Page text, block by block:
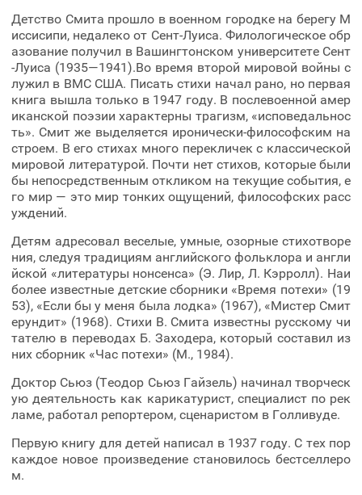
Детство Смита прошло в военном городке на берегу М
иссисипи, недалеко от Сент-Луиса. Филологическое обр
азование получил в Вашингтонском университете Сент
-Луиса (1935—1941).Во время второй мировой войны с
лужил в ВМС США. Писать стихи начал рано, но первая
книга вышла только в 1947 году. В послевоенной амер
иканской поэзии характерны трагизм, «исповедальнос
ть». Смит же выделяется иронически-философским на
строем. В его стихах много перекличек с классической
мировой литературой. Почти нет стихов, которые были
бы непосредственным откликом на текущие события, е
го мир — это мир тонких ощущений, философских расс
уждений.
Детям адресовал веселые, умные, озорные стихотворе
ния, следуя традициям английского фольклора и англи
йской «литературы нонсенса» (Э. Лир, Л. Кэрролл). Наи
более известные детские сборники «Время потехи» (19
53), «Если бы у меня была лодка» (1967), «Мистер Смит
ерундит» (1968). Стихи В. Смита известны русскому чи
тателю в переводах Б. Заходера, который составил из
них сборник «Час потехи» (М., 1984).
Доктор Сьюз (Теодор Сьюз Гайзель) начинал творческ
ую деятельность как карикатурист, специалист по рек
ламе, работал репортером, сценаристом в Голливуде.
Первую книгу для детей написал в 1937 году. С тех пор
каждое новое произведение становилось бестселлеро
м.